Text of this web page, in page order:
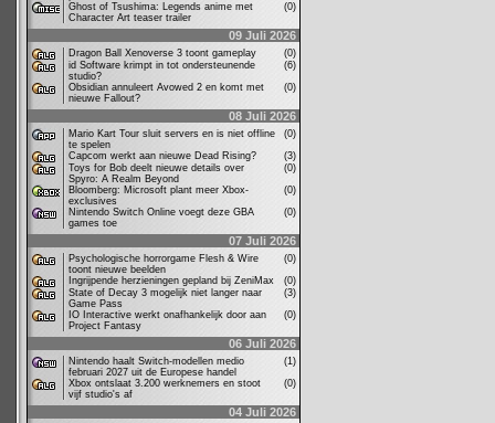
Ghost of Tsushima: Legends anime met
Character Art teaser trailer
(0)
09 Juli 2026
Dragon Ball Xenoverse 3 toont gameplay
(0)
id Software krimpt in tot ondersteunende
studio?
(6)
Obsidian annuleert Avowed 2 en komt met
nieuwe Fallout?
(0)
08 Juli 2026
Mario Kart Tour sluit servers en is niet offline
te spelen
(0)
Capcom werkt aan nieuwe Dead Rising?
(3)
Toys for Bob deelt nieuwe details over
Spyro: A Realm Beyond
(0)
Bloomberg: Microsoft plant meer Xbox-
exclusives
(0)
Nintendo Switch Online voegt deze GBA
games toe
(0)
07 Juli 2026
Psychologische horrorgame Flesh & Wire
toont nieuwe beelden
(0)
Ingrijpende herzieningen gepland bij ZeniMax
(0)
State of Decay 3 mogelijk niet langer naar
Game Pass
(3)
IO Interactive werkt onafhankelijk door aan
Project Fantasy
(0)
06 Juli 2026
Nintendo haalt Switch-modellen medio
februari 2027 uit de Europese handel
(1)
Xbox ontslaat 3.200 werknemers en stoot
vijf studio's af
(0)
04 Juli 2026